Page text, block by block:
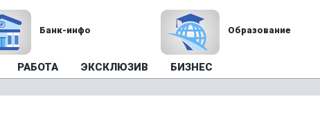
Банк-инфо Образование
РАБОТА ЭКСКЛЮЗИВ БИЗНЕС